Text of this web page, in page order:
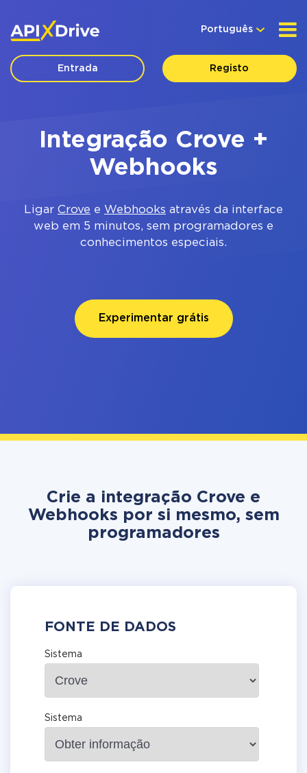
Português
Entrada Registo
Integração Crove +
Webhooks
Ligar Crove e Webhooks através da interface
web em 5 minutos, sem programadores e
conhecimentos especiais.
Experimentar grátis
Crie a integração Crove e
Webhooks por si mesmo, sem
programadores
FONTE DE DADOS
Sistema
Sistema